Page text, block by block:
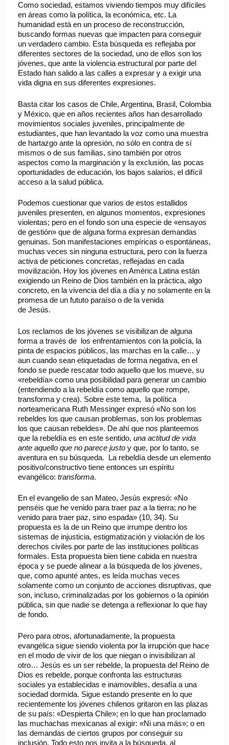
Como sociedad, estamos viviendo tiempos muy difíciles
en áreas como la política, la económica, etc. La
humanidad está en un proceso de reconstrucción,
buscando formas nuevas que impacten para conseguir
un verdadero cambio. Esta búsqueda es reflejaba por
diferentes sectores de la sociedad, uno de ellos son los
jóvenes, que ante la violencia estructural por parte del
Estado han salido a las calles a expresar y a exigir una
vida digna en sus diferentes expresiones.
Basta citar los casos de Chile, Argentina, Brasil, Colombia
y México, que en años recientes años han desarrollado
movimientos sociales juveniles, principalmente de
estudiantes, que han levantado la voz como una muestra
de hartazgo ante la opresión, no sólo en contra de sí
mismos o de sus familias, sino también por otros
aspectos como la marginación y la exclusión, las pocas
oportunidades de educación, los bajos salarios, el difícil
acceso a la salud pública.
Podemos cuestionar que varios de estos estallidos
juveniles presenten, en algunos momentos, expresiones
violentas; pero en el fondo son una especie de «ensayos
de gestión» que de alguna forma expresan demandas
genuinas. Son manifestaciones empíricas o espontáneas,
muchas veces sin ninguna estructura, pero con la fuerza
activa de peticiones concretas, reflejadas en cada
movilización. Hoy los jóvenes en América Latina están
exigiendo un Reino de Dios también en la práctica, algo
concreto, en la vivencia del día a día y no solamente en la
promesa de un fututo paraíso o de la venida
de Jesús.
Los reclamos de los jóvenes se visibilizan de alguna
forma a través de los enfrentamientos con la policía, la
pinta de espacios públicos, las marchas en la calle… y
aun cuando sean etiquetadas de forma negativa, en el
fondo se puede rescatar todo aquello que los mueve, su
«rebeldía» como una posibilidad para generar un cambio
(entendiendo a la rebeldía como aquello que rompe,
transforma y crea). Sobre este tema, la política
norteamericana Ruth Messinger expresó «No son los
rebeldes los que causan problemas, son los problemas
los que causan rebeldes». De ahí que nos planteemos
que la rebeldía es en este sentido, una actitud de vida
ante aquello que no parece justo y que, por lo tanto, se
aventura en su búsqueda. La rebeldía desde un elemento
positivo/constructivo tiene entonces un espíritu
evangélico: transforma.
En el evangelio de san Mateo, Jesús expresó: «No
penséis que he venido para traer paz a la tierra; no he
venido para traer paz, sino espada» (10, 34). Su
propuesta es la de un Reino que irrumpe dentro los
sistemas de injusticia, estigmatización y violación de los
derechos civiles por parte de las instituciones políticas
formales. Esta propuesta bien tiene cabida en nuestra
época y se puede alinear a la búsqueda de los jóvenes,
que, como apunté antes, es leída muchas veces
solamente como un conjunto de acciones disruptivas, que
son, incluso, criminalizadas por los gobiernos o la opinión
pública, sin que nadie se detenga a reflexionar lo que hay
de fondo.
Pero para otros, afortunadamente, la propuesta
evangélica sigue siendo violenta por la irrupción que hace
en el modo de vivir de los que niegan o invisibilizan al
otro… Jesús es un ser rebelde, la propuesta del Reino de
Dios es rebelde, porque confronta las estructuras
sociales ya establecidas e inamovibles, desafía a una
sociedad dormida. Sigue estando presente en lo que
recientemente los jóvenes chilenos gritaron en las plazas
de su país: «Despierta Chile»; en lo que han proclamado
las muchachas mexicanas al exigir: «Ni una más»; o en
las demandas de ciertos grupos por conseguir su
inclusión. Todo esto nos invita a la búsqueda, al